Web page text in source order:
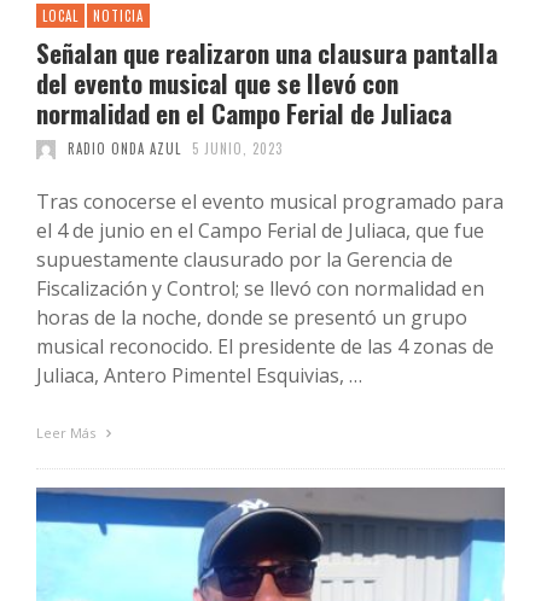
LOCAL NOTICIA
Señalan que realizaron una clausura pantalla
del evento musical que se llevó con
normalidad en el Campo Ferial de Juliaca
RADIO ONDA AZUL 5 JUNIO, 2023
Tras conocerse el evento musical programado para
el 4 de junio en el Campo Ferial de Juliaca, que fue
supuestamente clausurado por la Gerencia de
Fiscalización y Control; se llevó con normalidad en
horas de la noche, donde se presentó un grupo
musical reconocido. El presidente de las 4 zonas de
Juliaca, Antero Pimentel Esquivias, …
Leer Más